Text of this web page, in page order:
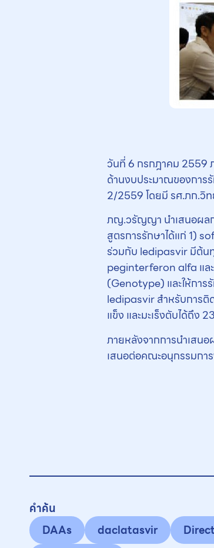
วันที่ 6 กรกฎาคม 2559
ด้านงบประมาณของการ
2/2559 โดยมี รศ.ภก.วิ
ภญ.วรัญญา นำเสนอผลก
สูตรการรักษาได้แก่ 1)
ร่วมกับ ledipasvir มีต้น
peginterferon alfa แล
(Genotype) และให้กา
ledipasvir สำหรับการติ
แข็ง และมะเร็งตับได้ถึง
ภายหลังจากการนำเสน
เสนอต่อคณะอนุกรรมก
คำค้น
DAAs
daclatasvir